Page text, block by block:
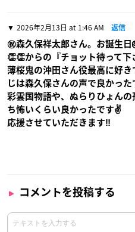
2026年2月13日 at 1:46 AM 返信
㊗️森久保祥太郎さん。お誕生
👏👏からの『チョット待って下
薄桜鬼の沖田さん役最高に好
じは森久保さんの声で良かった
彩雲国物語や、ぬらりひょん
ち怖いくらい良かったです✌️
応援させていただきます‼️
コメントを投稿する